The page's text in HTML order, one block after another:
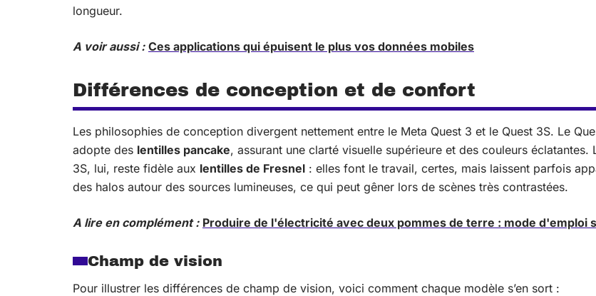
longueur.
A voir aussi : Ces applications qui épuisent le plus vos données mobiles
Différences de conception et de confort
Les philosophies de conception divergent nettement entre le Meta Quest 3 et le Quest 3S. Le
adopte des lentilles pancake, assurant une clarté visuelle supérieure et des couleurs éclatantes.
3S, lui, reste fidèle aux lentilles de Fresnel : elles font le travail, certes, mais laissent parfois
des halos autour des sources lumineuses, ce qui peut gêner lors de scènes très contrastées.
A lire en complément : Produire de l'électricité avec deux pommes de terre : mode d'emploi
Champ de vision
Pour illustrer les différences de champ de vision, voici comment chaque modèle s’en sort :